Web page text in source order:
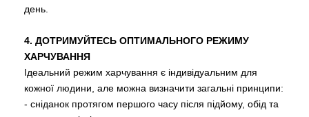
день.
4. ДОТРИМУЙТЕСЬ ОПТИМАЛЬНОГО РЕЖИМУ
ХАРЧУВАННЯ
Ідеальний режим харчування є індивідуальним для
кожної людини, але можна визначити загальні принципи:
- сніданок протягом першого часу після підйому, обід та